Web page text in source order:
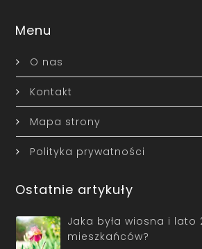
Menu
O nas
Kontakt
Mapa strony
Polityka prywatności
Ostatnie artykuły
Jaka była wiosna i lato
mieszkańców?